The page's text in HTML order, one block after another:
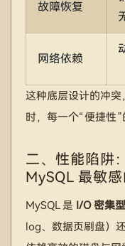
故障恢复
网络依赖
这种底层设计的冲
时，每一个“便捷性”
二、性能陷阱
MySQL 最敏
MySQL 是 I/O 密集
log、数据页刷盘）